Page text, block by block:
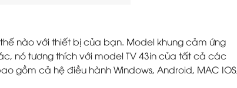
nào với thiết bị của bạn. Model khung cảm ứng
nó tương thích với model TV 43in của tất cả các
gồm cả hệ điều hành Windows, Android, MAC IOS,